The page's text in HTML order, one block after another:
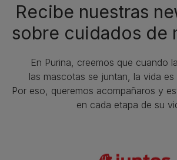
Recibe nuestras
sobre cuidados de
En Purina, creemos que cuando
las mascotas se juntan, la vida es
Por eso, queremos acompañaros y
en cada etapa de su